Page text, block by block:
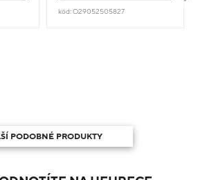
kód: O29052505827
PODOBNÉ PRODUKTY